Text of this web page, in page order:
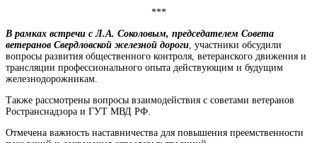
***
В рамках встречи с Л.А. Соколовым, председателем Совета
ветеранов Свердловской железной дороги , участники обсудили
вопросы развития общественного контроля, ветеранского движения и
трансляции профессионального опыта действующим и будущим
железнодорожникам.
Также рассмотрены вопросы взаимодействия с советами ветеранов
Ространснадзора и ГУТ МВД РФ.
Отмечена важность наставничества для повышения преемственности